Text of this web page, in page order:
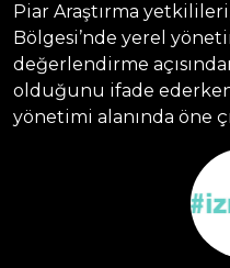
Piar Araştırma
Bölgesi’nde yerel
değerlendirme
olduğunu ifade
yönetimi alanında öne